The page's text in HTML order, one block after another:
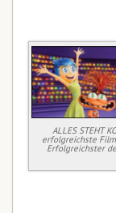
ALLES STEHT
erfolgreichste Film
Erfolgreichster